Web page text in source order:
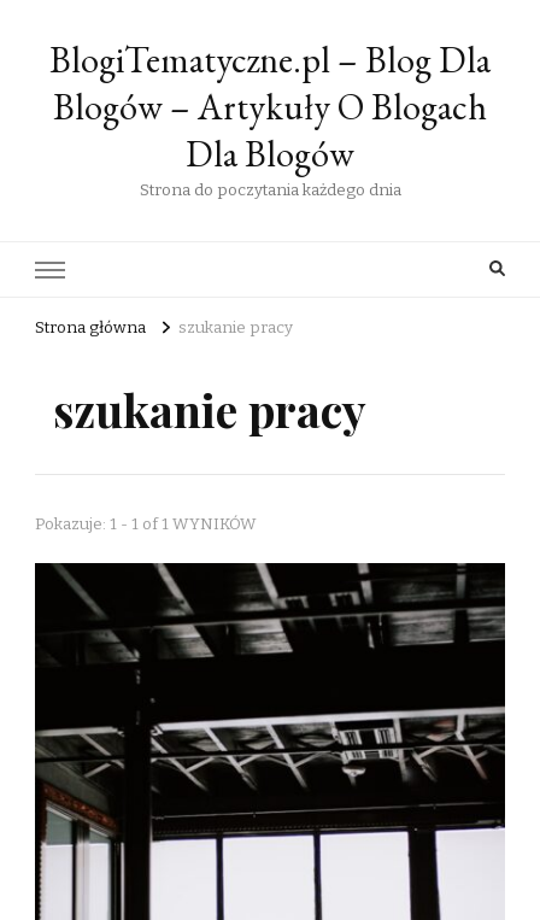
BlogiTematyczne.pl – Blog Dla
Blogów – Artykuły O Blogach
Dla Blogów
Strona do poczytania każdego dnia
Strona główna szukanie pracy
szukanie pracy
Pokazuje: 1 - 1 of 1 WYNIKÓW